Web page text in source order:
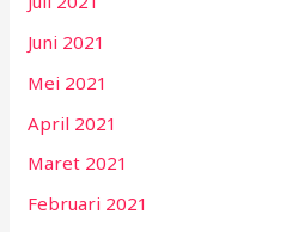
Juni 2021
Mei 2021
April 2021
Maret 2021
Februari 2021